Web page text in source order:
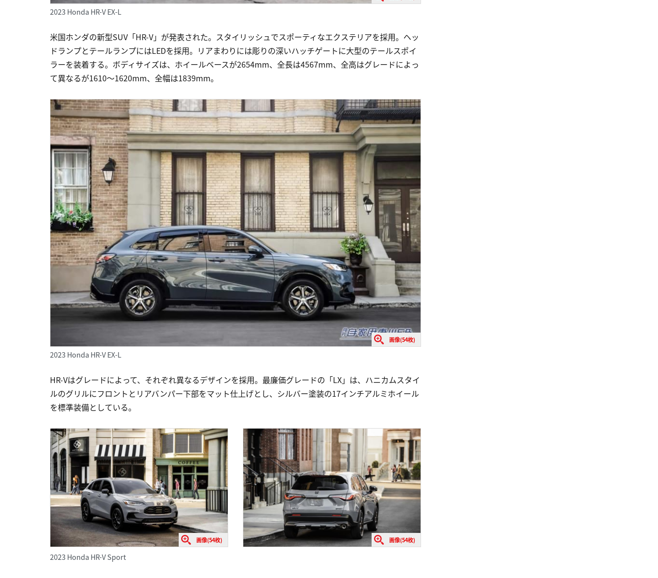
2023 Honda HR-V EX-L
米国ホンダの新型SUV「HR-V」が発表された。スタイリッシュでスポーティなエクステリアを採用。ヘッ
ドランプとテールランプにはLEDを採用。リアまわりには彫りの深いハッチゲートに大型のテールスポイ
ラーを装着する。ボディサイズは、ホイールベースが2654mm、全長は4567mm、全高はグレードによっ
て異なるが1610〜1620mm、全幅は1839mm。
画像(54枚)
2023 Honda HR-V EX-L
HR-Vはグレードによって、それぞれ異なるデザインを採用。最廉価グレードの「LX」は、ハニカムスタイ
ルのグリルにフロントとリアバンパー下部をマット仕上げとし、シルバー塗装の17インチアルミホイール
を標準装備としている。
画像(54枚) 画像(54枚)
2023 Honda HR-V Sport